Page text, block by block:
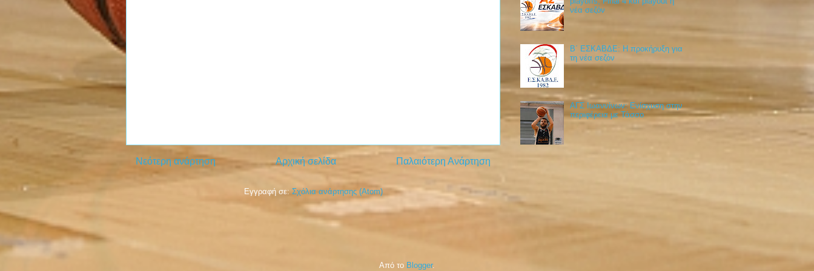
Νεότερη ανάρτηση Παλαιότερη Ανάρτηση
Αρχική σελίδα
Εγγραφή σε:Σχόλια ανάρτησης (Atom)
νέα σεζόν
Β΄ ΕΣΚΑΒΔΕ: Η προκήρυξη για
τη νέα σεζόν
ΑΓΣ Ιωαννίνων: Ενίσχυση στην
περιφέρεια με Τάσσο
Από το Blogger.